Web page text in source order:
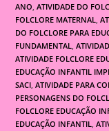
ANO, ATIVIDADE DO
FOLCLORE MATERNAL,
DO FOLCLORE PARA
FUNDAMENTAL,
ATIVIDADE FOLCLORE
EDUCAÇÃO INFANTIL
SACI, ATIVIDADE PARA
PERSONAGENS DO
FOLCLORE EDUCAÇÃO
EDUCAÇÃO INFANTIL,